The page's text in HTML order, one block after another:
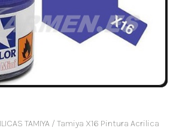
TAMIYA / Tamiya X16 Pintura Acrilica